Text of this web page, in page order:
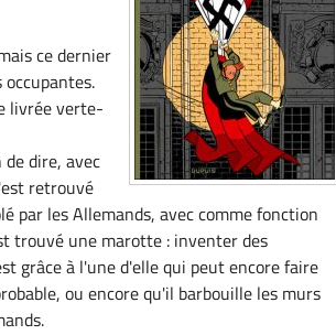
ce dernier
livrée verte-
dire, avec
retrouvé
par les Allemands, avec comme fonction
trouvé une marotte : inventer des
grâce à l'une d'elle qui peut encore faire
ou encore qu'il barbouille les murs